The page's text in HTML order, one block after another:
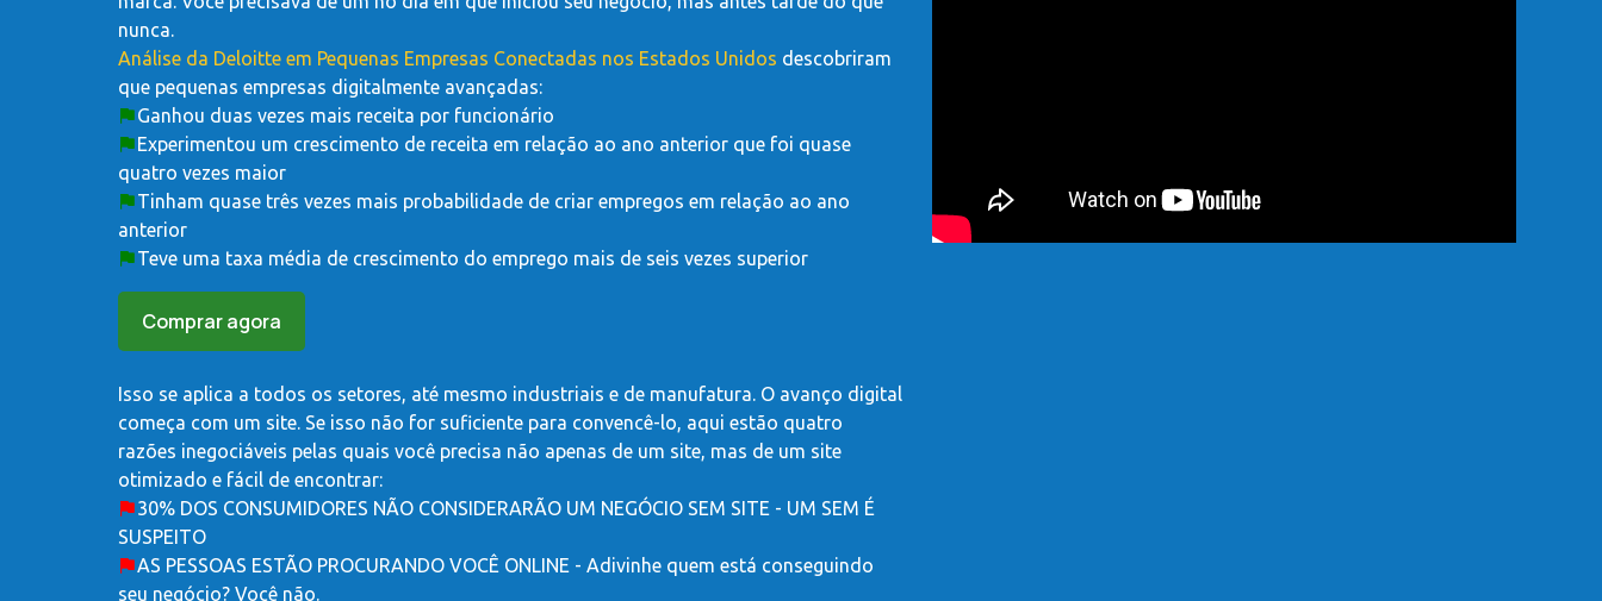
nunca.
Análise da Deloitte em Pequenas Empresas Conectadas nos Estados Unidos descobriram
que pequenas empresas digitalmente avançadas:
Ganhou duas vezes mais receita por funcionário
Experimentou um crescimento de receita em relação ao ano anterior que foi quase
quatro vezes maior
Tinham quase três vezes mais probabilidade de criar empregos em relação ao ano
anterior
Teve uma taxa média de crescimento do emprego mais de seis vezes superior
Comprar agora
Isso se aplica a todos os setores, até mesmo industriais e de manufatura. O avanço digital
começa com um site. Se isso não for suficiente para convencê-lo, aqui estão quatro
razões inegociáveis ​​pelas quais você precisa não apenas de um site, mas de um site
otimizado e fácil de encontrar:
30% DOS CONSUMIDORES NÃO CONSIDERARÃO UM NEGÓCIO SEM SITE - UM SEM É
SUSPEITO
AS PESSOAS ESTÃO PROCURANDO VOCÊ ONLINE - Adivinhe quem está conseguindo
seu negócio? Você não.